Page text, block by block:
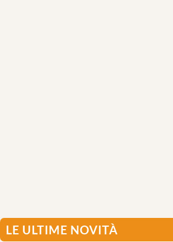
LE ULTIME NOVITÀ